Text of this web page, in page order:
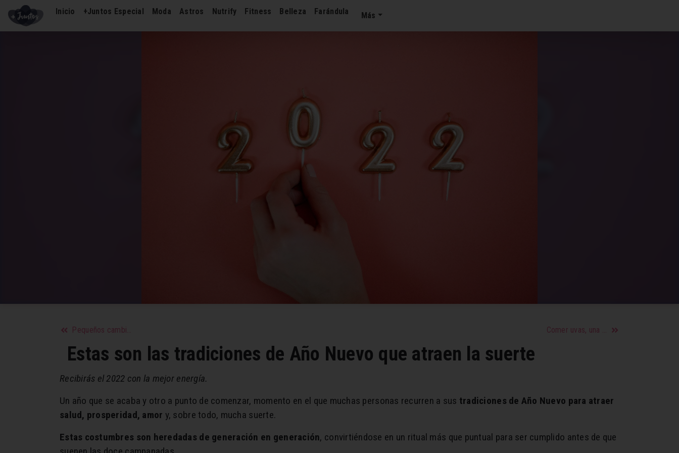
Inicio +Juntos Especial Moda Astros Nutrify Fitness Belleza Farándula Más
Pequeños cambios en tu alimentación que puedes hacer para comer más saludable Comer uvas, una fuente de salud y belleza para el cuerpo y el rostro
Estas son las tradiciones de Año Nuevo que atraen la suerte
Recibirás el 2022 con la mejor energía.
Un año que se acaba y otro a punto de comenzar, momento en el que muchas personas recurren a sus tradiciones de Año Nuevo para atraer
salud, prosperidad, amor y, sobre todo, mucha suerte.
Estas costumbres son heredadas de generación en generación, convirtiéndose en un ritual más que puntual para ser cumplido antes de que